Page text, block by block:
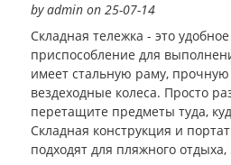
by admin on 25-07-14
Складная тележка - это
приспособление для
имеет стальную раму, прочную
вездеходные колеса. Просто
перетащите предметы туда,
Складная конструкция и
подходят для пляжного отдыха,